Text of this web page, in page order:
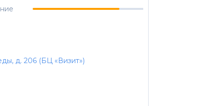
д. 206 (БЦ «Визит»)